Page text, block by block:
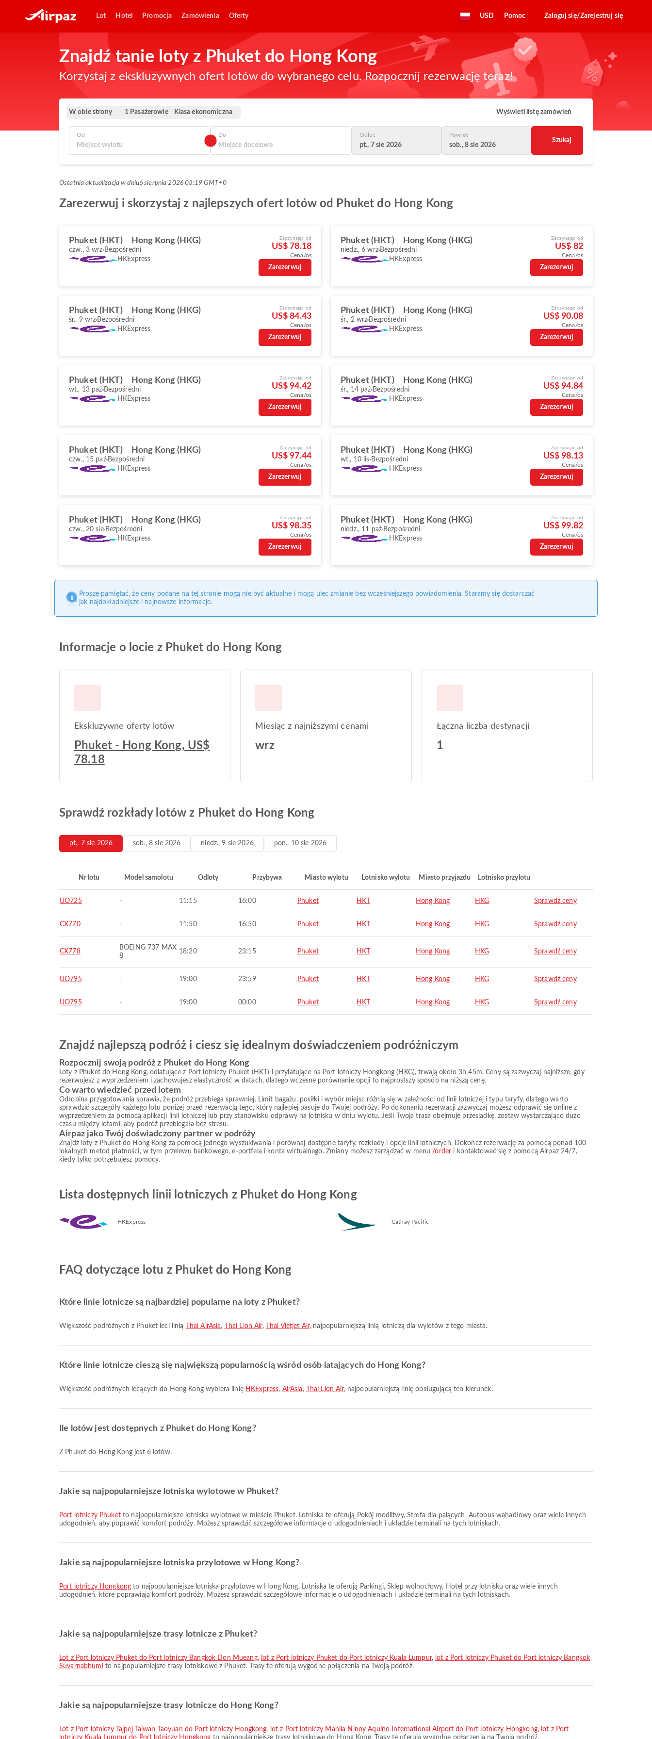
Lot Hotel Promocja Zamówienia Oferty USD Pomoc Zaloguj się/Zarejestruj się
Znajdź tanie loty z Phuket do Hong Kong
Korzystaj z ekskluzywnych ofert lotów do wybranego celu. Rozpocznij rezerwację teraz!
W obie strony 1 Pasażerowie Klasa ekonomiczna Wyświetl listę zamówień
Od Do Odlot
pt., 7 sie 2026
Powrót
sob., 8 sie 2026
Szukaj
Ostatnia aktualizacja w dniu6 sierpnia 2026 03:19 GMT+0
Zarezerwuj i skorzystaj z najlepszych ofert lotów od Phuket do Hong Kong
Phuket (HKT) Hong Kong (HKG)
czw., 3 wrz Bezpośredni
HKExpress
Zaczynając od
US$ 78.18
Cena/os
Zarezerwuj
Phuket (HKT) Hong Kong (HKG)
niedz., 6 wrz Bezpośredni
HKExpress
Zaczynając od
US$ 82
Cena/os
Zarezerwuj
Phuket (HKT) Hong Kong (HKG)
śr., 9 wrz Bezpośredni
HKExpress
Zaczynając od
US$ 84.43
Cena/os
Zarezerwuj
Phuket (HKT) Hong Kong (HKG)
śr., 2 wrz Bezpośredni
HKExpress
Zaczynając od
US$ 90.08
Cena/os
Zarezerwuj
Phuket (HKT) Hong Kong (HKG)
wt., 13 paź Bezpośredni
HKExpress
Zaczynając od
US$ 94.42
Cena/os
Zarezerwuj
Phuket (HKT) Hong Kong (HKG)
śr., 14 paź Bezpośredni
HKExpress
Zaczynając od
US$ 94.84
Cena/os
Zarezerwuj
Phuket (HKT) Hong Kong (HKG)
czw., 15 paź Bezpośredni
HKExpress
Zaczynając od
US$ 97.44
Cena/os
Zarezerwuj
Phuket (HKT) Hong Kong (HKG)
wt., 10 lis Bezpośredni
HKExpress
Zaczynając od
US$ 98.13
Cena/os
Zarezerwuj
Phuket (HKT) Hong Kong (HKG)
czw., 20 sie Bezpośredni
HKExpress
Zaczynając od
US$ 98.35
Cena/os
Zarezerwuj
Phuket (HKT) Hong Kong (HKG)
niedz., 11 paź Bezpośredni
HKExpress
Zaczynając od
US$ 99.82
Cena/os
Zarezerwuj
Proszę pamiętać, że ceny podane na tej stronie mogą nie być aktualne i mogą ulec zmianie bez wcześniejszego powiadomienia. Staramy się dostarczać
jak najdokładniejsze i najnowsze informacje.
Informacje o locie z Phuket do Hong Kong
Ekskluzywne oferty lotów
Phuket - Hong Kong, US$
78.18
Miesiąc z najniższymi cenami
wrz
Łączna liczba destynacji
1
Sprawdź rozkłady lotów z Phuket do Hong Kong
pt., 7 sie 2026 sob., 8 sie 2026 niedz., 9 sie 2026 pon., 10 sie 2026
Nr lotu Model samolotu Odloty Przybywa Miasto wylotu Lotnisko wylotu Miasto przyjazdu Lotnisko przylotu
UO725 - 11:15 16:00 Phuket HKT Hong Kong HKG Sprawdź ceny
CX770 - 11:50 16:50 Phuket HKT Hong Kong HKG Sprawdź ceny
CX778
BOEING 737 MAX
8
18:20 23:15 Phuket HKT Hong Kong HKG Sprawdź ceny
UO795 - 19:00 23:59 Phuket HKT Hong Kong HKG Sprawdź ceny
UO795 - 19:00 00:00 Phuket HKT Hong Kong HKG Sprawdź ceny
Znajdź najlepszą podróż i ciesz się idealnym doświadczeniem podróżniczym
Rozpocznij swoją podróż z Phuket do Hong Kong
Loty z Phuket do Hong Kong, odlatujące z Port lotniczy Phuket (HKT) i przylatujące na Port lotniczy Hongkong (HKG), trwają około 3h 45m. Ceny są zazwyczaj najniższe, gdy
rezerwujesz z wyprzedzeniem i zachowujesz elastyczność w datach, dlatego wczesne porównanie opcji to najprostszy sposób na niższą cenę.
Co warto wiedzieć przed lotem
Odrobina przygotowania sprawia, że podróż przebiega sprawniej. Limit bagażu, posiłki i wybór miejsc różnią się w zależności od linii lotniczej i typu taryfy, dlatego warto
sprawdzić szczegóły każdego lotu poniżej przed rezerwacją tego, który najlepiej pasuje do Twojej podróży. Po dokonaniu rezerwacji zazwyczaj możesz odprawić się online z
wyprzedzeniem za pomocą aplikacji linii lotniczej lub przy stanowisku odprawy na lotnisku w dniu wylotu. Jeśli Twoja trasa obejmuje przesiadkę, zostaw wystarczająco dużo
czasu między lotami, aby podróż przebiegała bez stresu.
Airpaz jako Twój doświadczony partner w podróży
Znajdź loty z Phuket do Hong Kong za pomocą jednego wyszukiwania i porównaj dostępne taryfy, rozkłady i opcje linii lotniczych. Dokończ rezerwację za pomocą ponad 100
lokalnych metod płatności, w tym przelewu bankowego, e-portfela i konta wirtualnego. Zmiany możesz zarządzać w menu /order i kontaktować się z pomocą Airpaz 24/7,
kiedy tylko potrzebujesz pomocy.
Lista dostępnych linii lotniczych z Phuket do Hong Kong
HKExpress Cathay Pacific
FAQ dotyczące lotu z Phuket do Hong Kong
Które linie lotnicze są najbardziej popularne na loty z Phuket?
Większość podróżnych z Phuket leci linią Thai AirAsia, Thai Lion Air, Thai Vietjet Air, najpopularniejszą linią lotniczą dla wylotów z tego miasta.
Które linie lotnicze cieszą się największą popularnością wśród osób latających do Hong Kong?
Większość podróżnych lecących do Hong Kong wybiera linię HKExpress, AirAsia , Thai Lion Air, najpopularniejszą linię obsługującą ten kierunek.
Ile lotów jest dostępnych z Phuket do Hong Kong?
Z Phuket do Hong Kong jest 6 lotów.
Jakie są najpopularniejsze lotniska wylotowe w Phuket?
Port lotniczy Phuketto najpopularniejsze lotniska wylotowe w mieście Phuket. Lotniska te oferują Pokój modlitwy, Strefa dla palących, Autobus wahadłowy oraz wiele innych
udogodnień, aby poprawić komfort podróży. Możesz sprawdzić szczegółowe informacje o udogodnieniach i układzie terminali na tych lotniskach.
Jakie są najpopularniejsze lotniska przylotowe w Hong Kong?
Port lotniczy Hongkong to najpopularniejsze lotniska przylotowe w Hong Kong. Lotniska te oferują Parkingi, Sklep wolnocłowy, Hotel przy lotnisku oraz wiele innych
udogodnień, które poprawiają komfort podróży. Możesz sprawdzić szczegółowe informacje o udogodnieniach i układzie terminali na tych lotniskach.
Jakie są najpopularniejsze trasy lotnicze z Phuket?
lot z Port lotniczy Phuket do Port lotniczy Bangkok Don Mueang, lot z Port lotniczy Phuket do Port lotniczy Kuala Lumpur, lot z Port lotniczy Phuket do Port lotniczy Bangkok
Suvarnabhumito najpopularniejsze trasy lotniskowe z Phuket. Trasy te oferują wygodne połączenia na Twoją podróż.
Jakie są najpopularniejsze trasy lotnicze do Hong Kong?
lot z Port lotniczy Tajpej Taiwan Taoyuan do Port lotniczy Hongkong, lot z Port lotniczy Manila Ninoy Aquino International Airport do Port lotniczy Hongkong, lot z Port